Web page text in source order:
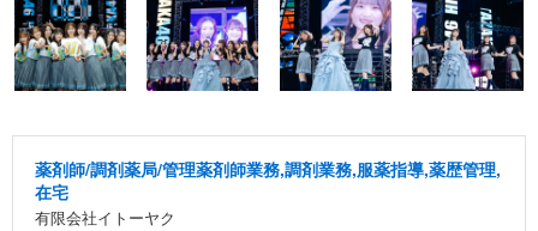
薬剤師/調剤薬局/管理薬剤師業務,調剤業務,服薬指導,薬歴管理,
在宅
有限会社イトーヤク